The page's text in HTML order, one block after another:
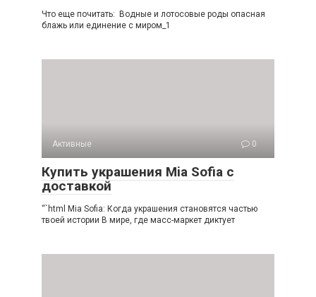
Что еще почитать: Водные и лотосовые роды опасная
блажь или единение с миром_1
Активные 0
Купить украшения Mia Sofia с
доставкой
“`html Mia Sofia: Когда украшения становятся частью
твоей истории В мире, где масс-маркет диктует